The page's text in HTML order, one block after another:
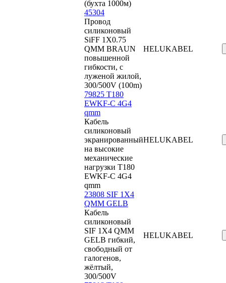
(бухта 1000м)
45304
Провод
силиконовый
SiFF 1X0.75
QMM BRAUN
повышенной
гибкости, с
луженой жилой,
300/500V (100m)
HELUKABEL
79825 T180
EWKF-C 4G4
qmm
Кабель
силиконовый
экранированный
на высокие
механические
нагрузки T180
EWKF-C 4G4
qmm
HELUKABEL
23808 SIF 1X4
QMM GELB
Кабель
силиконовый
SIF 1X4 QMM
GELB гибкий,
свободный от
галогенов,
жёлтый,
300/500V
HELUKABEL